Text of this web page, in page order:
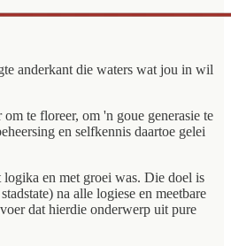
anderkant die waters wat jou in wil
te floreer, om 'n goue generasie te
en selfkennis daartoe gelei
en met groei was. Die doel is
na alle logiese en meetbare
dat hierdie onderwerp uit pure